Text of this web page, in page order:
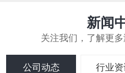
新闻
关注我们，了解更
公司动态 行业